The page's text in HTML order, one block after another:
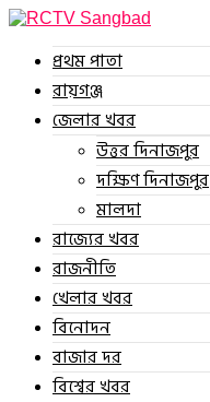
প্রথম পাতা
রায়গঞ্জ
জেলার খবর
উত্তর দিনাজপুর
দক্ষিণ দিনাজপুর
মালদা
রাজ্যের খবর
রাজনীতি
খেলার খবর
বিনোদন
বাজার দর
বিশ্বের খবর